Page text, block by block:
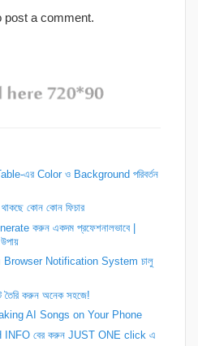
post a comment.
এর Color ও Background পরিবর্তন
কোন কোন ফিচার
করুন একদম প্রফেশনালভাবে |
Browser Notification System চালু
তৈরি করুন অনেক সহজে!
AI Songs on Your Phone
বের করুন JUST ONE click এ